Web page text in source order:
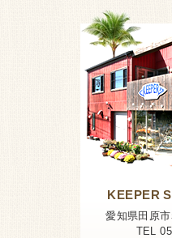
KEEPER
愛知県田原
TEL